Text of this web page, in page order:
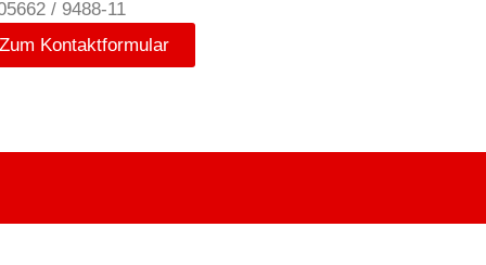
/ 9488-11
Zum Kontaktformular